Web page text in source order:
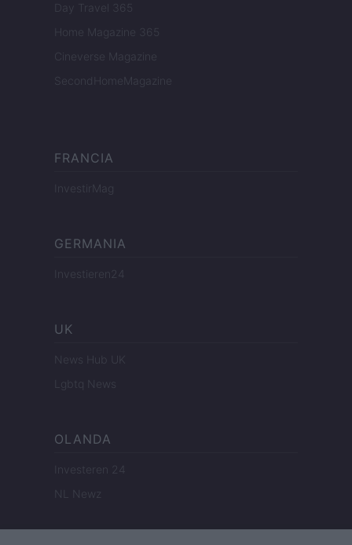
Day Travel 365
Home Magazine 365
Cineverse Magazine
SecondHomeMagazine
FRANCIA
InvestirMag
GERMANIA
Investieren24
UK
News Hub UK
Lgbtq News
OLANDA
Investeren 24
NL Newz